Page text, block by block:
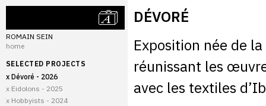
ROMAIN SEIN
home
SELECTED PROJECTS
x Dévoré - 2026
x Eidolons - 2025
x Hobbyists - 2024
DÉVORÉ
Exposition née de
réunissant les
avec les textiles